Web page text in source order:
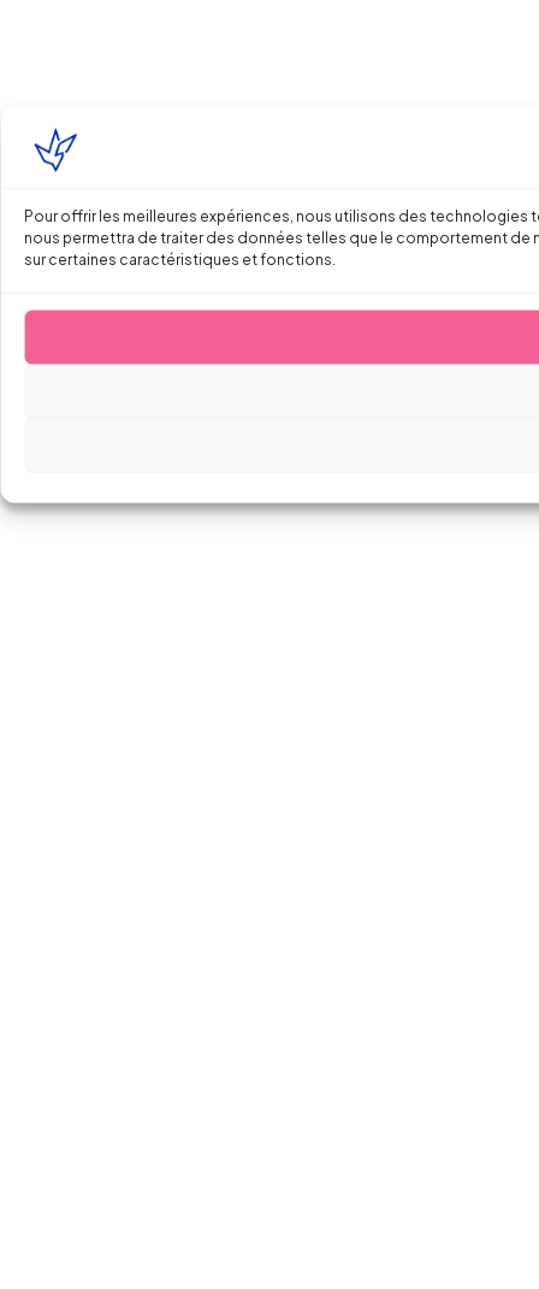
Pour offrir les meilleures expériences, nous utilisons des
nous permettra de traiter des données telles que le comportement de
sur certaines caractéristiques et fonctions.